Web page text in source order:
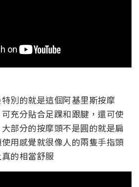
別的就是這個阿基里斯按摩
充分貼合足踝和跟腱，還可使
部分的按摩頭不是圓的就是扁
用感覺就很像人的兩隻手指頭
的相當舒服